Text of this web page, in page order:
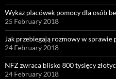
Wykaz placówek pomocy dla osób
25 February 2018
Jak przebiegają rozmowy w
24 February 2018
NFZ zwraca blisko 800 tysięcy
24 February 2018